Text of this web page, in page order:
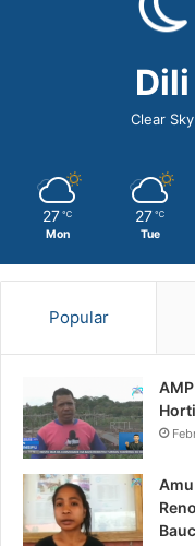
Dili
Clear Sky
27 ℃
Mon
27 ℃
Tue
Popular
Amu